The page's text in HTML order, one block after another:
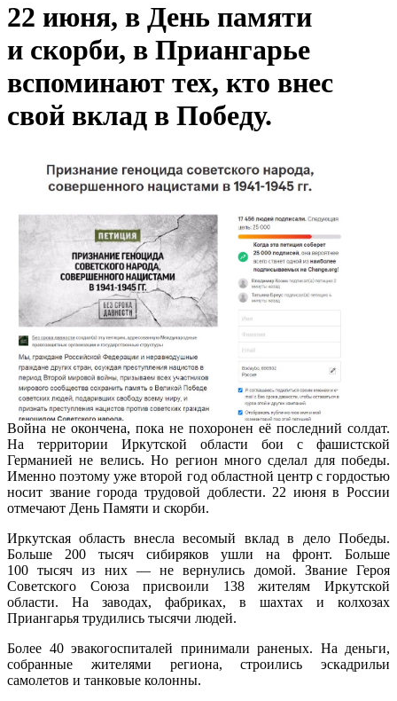
22 июня, в День памяти
и скорби, в Приангарье
вспоминают тех, кто внес
свой вклад в Победу.
Война не окончена, пока не похоронен её последний солдат.
На территории Иркутской области бои с фашистской
Германией не велись. Но регион много сделал для победы.
Именно поэтому уже второй год областной центр с гордостью
носит звание города трудовой доблести. 22 июня в России
отмечают День Памяти и скорби.
Иркутская область внесла весомый вклад в дело Победы.
Больше 200 тысяч сибиряков ушли на фронт. Больше
100 тысяч из них — не вернулись домой. Звание Героя
Советского Союза присвоили 138 жителям Иркутской
области. На заводах, фабриках, в шахтах и колхозах
Приангарья трудились тысячи людей.
Более 40 эвакогоспиталей принимали раненых. На деньги,
собранные жителями региона, строились эскадрильи
самолетов и танковые колонны.